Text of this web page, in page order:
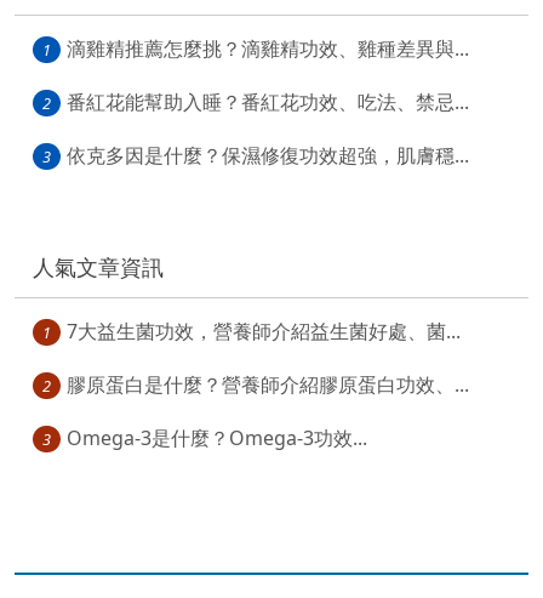
1 滴雞精推薦怎麼挑？滴雞精功效、雞種差異與...
2 番紅花能幫助入睡？番紅花功效、吃法、禁忌...
3 依克多因是什麼？保濕修復功效超強，肌膚穩...
人氣文章資訊
1 7大益生菌功效，營養師介紹益生菌好處、菌...
2 膠原蛋白是什麼？營養師介紹膠原蛋白功效、...
3 Omega-3是什麼？Omega-3功效...